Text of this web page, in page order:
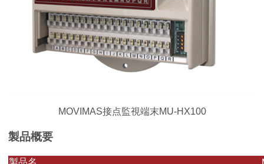
MOVIMAS接点監視端末MU-HX100
製品概要
製品名